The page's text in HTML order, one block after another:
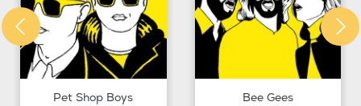
Pet Shop Boys Bee Gees